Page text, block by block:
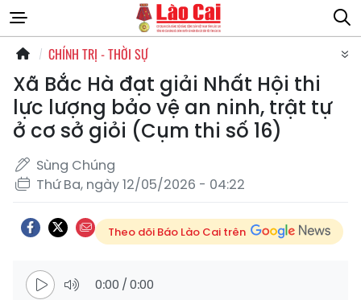
CHÍNH TRỊ - THỜI SỰ
Xã Bắc Hà đạt giải Nhất Hội thi
lực lượng bảo vệ an ninh, trật tự
ở cơ sở giỏi (Cụm thi số 16)
Sùng Chúng
Thứ Ba, ngày 12/05/2026 - 04:22
Theo dõi Báo Lào Cai trên
0:00 /0:00